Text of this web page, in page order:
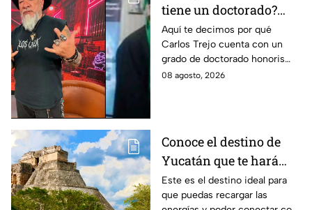
tiene un doctorado?
Este es el
reconocimiento que el
cazafantasmas recibió
Aquí te decimos por qué
Carlos Trejo cuenta con un
grado de doctorado honoris
causa. El cazafantasmas será
08 agosto, 2026
Conoce el destino de
Yucatán que te hará
desconectarte de la
rutina
Este es el destino ideal para
que puedas recargar las